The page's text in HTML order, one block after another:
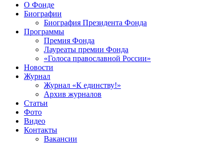
О Фонде
Биографии
Биография Президента Фонда
Программы
Премия Фонда
Лауреаты премии Фонда
«Голоса православной России»
Новости
Журнал
Журнал «К единству!»
Архив журналов
Статьи
Фото
Видео
Контакты
Вакансии